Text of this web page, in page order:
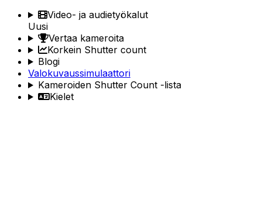
Video- ja audietyökalut
Uusi
Vertaa kameroita
Korkein Shutter count
Blogi
Valokuvaussimulaattori
Kameroiden Shutter Count -lista
Kielet